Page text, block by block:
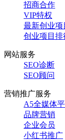
招商合作
VIP特权
最新创业项
创业项目排
网站服务
SEO诊断
SEO顾问
营销推广服务
A5全媒体
品牌营销
企业会员
小红书推广